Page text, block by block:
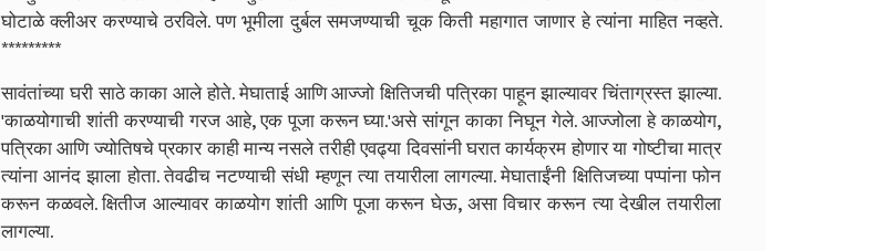
घोटाळे क्लीअर करण्याचे ठरविले. पण भूमीला दुर्बल समजण्याची चूक किती महागात जाणार हे त्यांना माहित नव्हते.
*********
सावंतांच्या घरी साठे काका आले होते. मेघाताई आणि आज्जो क्षितिजची पत्रिका पाहून झाल्यावर चिंताग्रस्त झाल्या.
'काळयोगाची शांती करण्याची गरज आहे, एक पूजा करून घ्या.'असे सांगून काका निघून गेले. आज्जोला हे काळयोग,
पत्रिका आणि ज्योतिषचे प्रकार काही मान्य नसले तरीही एवढ्या दिवसांनी घरात कार्यक्रम होणार या गोष्टीचा मात्र
त्यांना आनंद झाला होता. तेवढीच नटण्याची संधी म्हणून त्या तयारीला लागल्या. मेघाताईंनी क्षितिजच्या पप्पांना फोन
करून कळवले. क्षितीज आल्यावर काळयोग शांती आणि पूजा करून घेऊ, असा विचार करून त्या देखील तयारीला
लागल्या.